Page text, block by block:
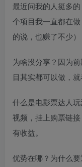
最近问我的人挺多
个项目我一直都在
的说，也赚了不少）
为啥没分享？因为
目其实都可以做，就
什么是电影票达人
视频，挂上购票链
有收益。
优势在哪？为什么